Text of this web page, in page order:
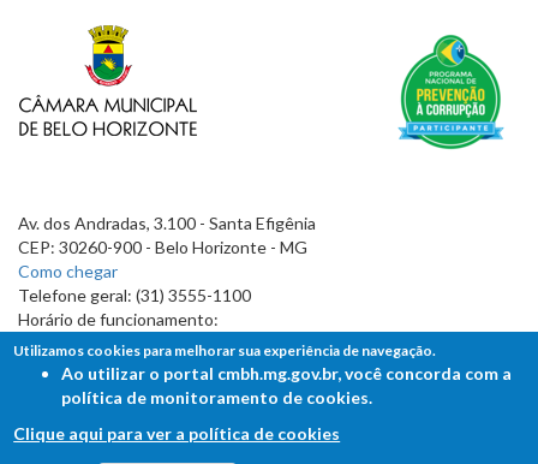
Av. dos Andradas, 3.100 - Santa Efigênia
CEP: 30260-900 - Belo Horizonte - MG
Como chegar
Telefone geral: (31) 3555-1100
Horário de funcionamento:
7h às 19h
Utilizamos cookies para melhorar sua experiência de navegação.
Ao utilizar o portal cmbh.mg.gov.br, você concorda com a
política de monitoramento de cookies.
Clique aqui para ver a política de cookies